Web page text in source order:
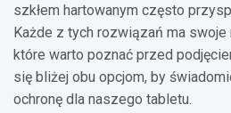
szkłem hartowanym często
Każde z tych rozwiązań ma swoje
które warto poznać przed
się bliżej obu opcjom, by
ochronę dla naszego tabletu.